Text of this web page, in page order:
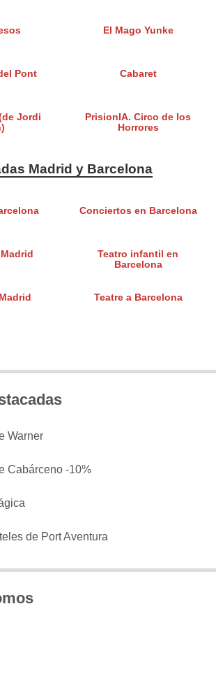
El Mago Yunke
Pont Cabaret
Jordi
PrisionIA. Circo de los
Horrores
Madrid y Barcelona
Conciertos en Barcelona
Teatro infantil en
Barcelona
Teatre a Barcelona
Warner
Cabárceno -10%
de Port Aventura